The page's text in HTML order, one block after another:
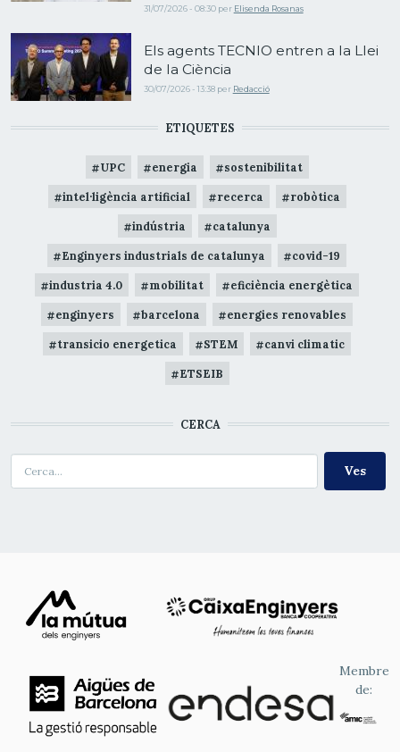
31/07/2026 - 08:30 per Elisenda Rosanas
Els agents TECNIO entren a la Llei
de la Ciència
30/07/2026 - 13:38 per Redacció
ETIQUETES
UPC energia sostenibilitat
intel·ligència artificial recerca robòtica
indústria catalunya
Enginyers industrials de catalunya covid-19
industria 4.0 mobilitat eficiència energètica
enginyers barcelona energies renovables
transicio energetica STEM canvi climatic
ETSEIB
CERCA
Membre
de: